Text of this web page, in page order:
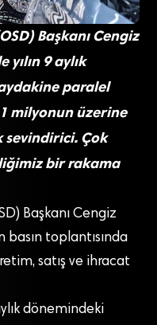
Başkanı Cengiz
9 aylık
paralel
milyonun üzerine
sevindirici. Çok
bir rakama
Başkanı Cengiz
basın toplantısında
satış ve ihracat
dönemindeki